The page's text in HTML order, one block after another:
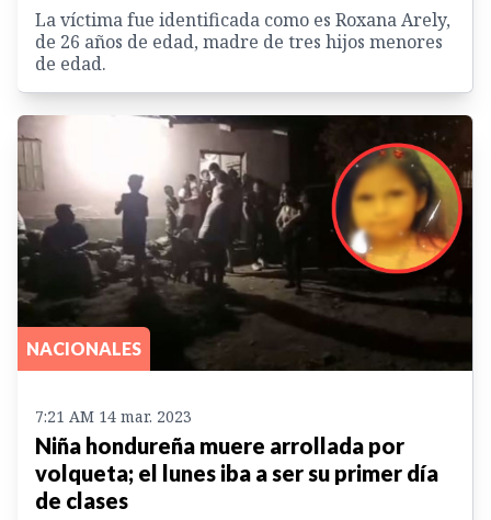
La víctima fue identificada como es Roxana Arely,
de 26 años de edad, madre de tres hijos menores
de edad.
NACIONALES
7:21 AM 14 mar. 2023
Niña hondureña muere arrollada por
volqueta; el lunes iba a ser su primer día
de clases